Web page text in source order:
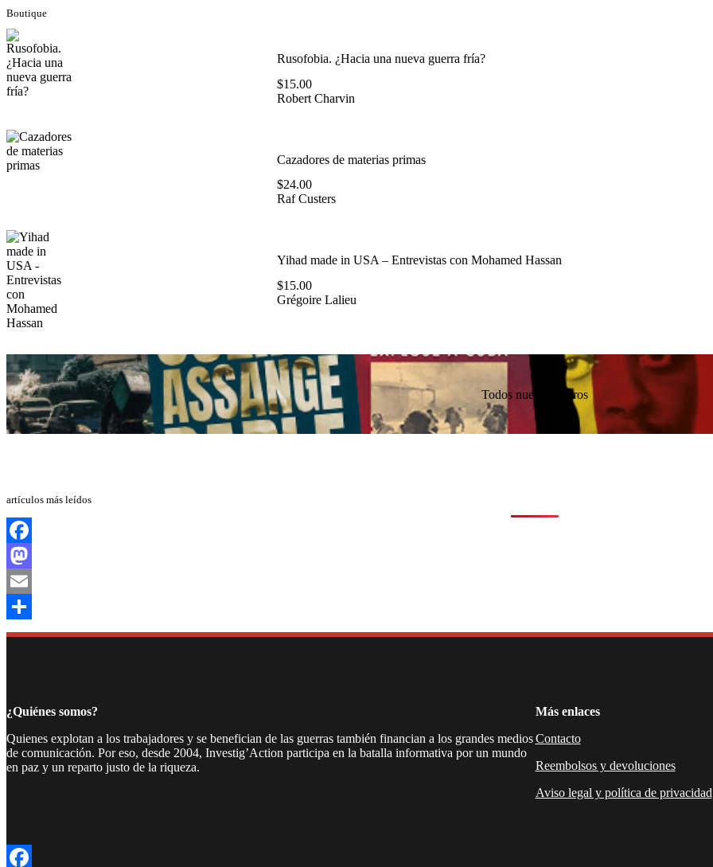
de
entradas
Boutique
Rusofobia. ¿Hacia una nueva guerra fría?
$15.00
Robert Charvin
Cazadores de materias primas
$24.00
Raf Custers
Yihad made in USA – Entrevistas con Mohamed Hassan
$15.00
Grégoire Lalieu
Todos nuestros libros
artículos más leídos
Facebook
Mastodon
Email
Compartir
¿Quiénes somos?
Quienes explotan a los trabajadores y se benefician de las guerras también financian a los grandes medios
de comunicación. Por eso, desde 2004, Investig’Action participa en la batalla informativa por un mundo
en paz y un reparto justo de la riqueza.
Más enlaces
Contacto
Reembolsos y devoluciones
Aviso legal y política de privacidad